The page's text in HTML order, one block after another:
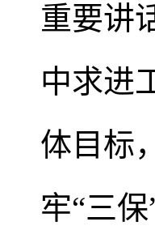
重要讲
中求进
体目标
牢“三